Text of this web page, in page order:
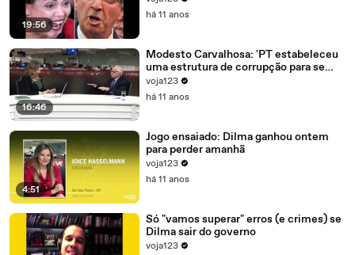
19:56
há 11 anos
16:46
Modesto Carvalhosa: 'PT estabeleceu
uma estrutura de corrupção para se
manter no poder'
voja123
há 11 anos
4:51
Jogo ensaiado: Dilma ganhou ontem
para perder amanhã
voja123
há 11 anos
Só "vamos superar" erros (e crimes) se
Dilma sair do governo
voja123